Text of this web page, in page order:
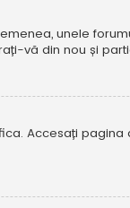
unele
vă din nou și
Accesați